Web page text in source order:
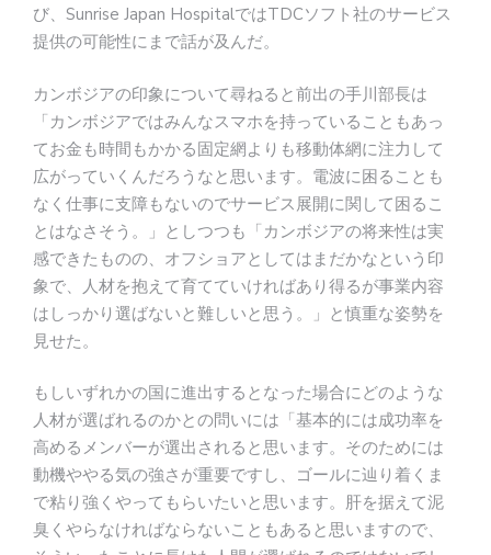
び、Sunrise Japan HospitalではTDCソフト社のサービス
提供の可能性にまで話が及んだ。
カンボジアの印象について尋ねると前出の手川部長は
「カンボジアではみんなスマホを持っていることもあっ
てお金も時間もかかる固定網よりも移動体網に注力して
広がっていくんだろうなと思います。電波に困ることも
なく仕事に支障もないのでサービス展開に関して困るこ
とはなさそう。」としつつも「カンボジアの将来性は実
感できたものの、オフショアとしてはまだかなという印
象で、人材を抱えて育てていければあり得るが事業内容
はしっかり選ばないと難しいと思う。」と慎重な姿勢を
見せた。
もしいずれかの国に進出するとなった場合にどのような
人材が選ばれるのかとの問いには「基本的には成功率を
高めるメンバーが選出されると思います。そのためには
動機ややる気の強さが重要ですし、ゴールに辿り着くま
で粘り強くやってもらいたいと思います。肝を据えて泥
臭くやらなければならないこともあると思いますので、